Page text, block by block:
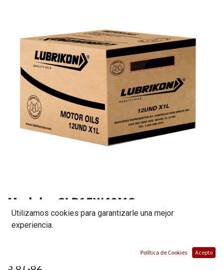
Modelo: CLB15W40MC
ACEITE MINERAL 15W40 / CAJA (12 LTS.)
$ 87,82
Utilizamos cookies para garantizarle una mejor
experiencia.
Política de Cookies Acepto